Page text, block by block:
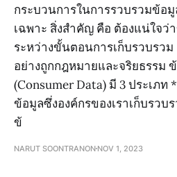
กระบวนการในการรวบรวมข้อมู
เฉพาะ สิ่งสำคัญ คือ ต้องแน่ใจ
ระหว่างขั้นตอนการเก็บรวบรว
อย่างถูกกฎหมายและจริยธรรม
(Consumer Data) มี 3 ประเภ
ข้อมูลซึ่งองค์กรของเราเก็บรวบ
ข้
NARUT SOONTRANON NOV 1, 2023